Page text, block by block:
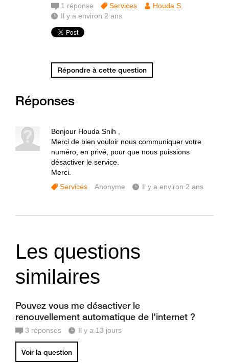
1 réponse Services
Houda S.
Il y a environ 2 ans
Répondre à cette question
Réponses
Bonjour Houda Snih ,
Merci de bien vouloir nous communiquer votre
numéro, en privé, pour que nous puissions
désactiver le service.
Merci.
Services
Anonyme Il y a environ 2 ans
Les questions
similaires
Pouvez vous me désactiver le
renouvellement automatique de l'internet ?
3 réponses Il y a 13 jours
Voir la question